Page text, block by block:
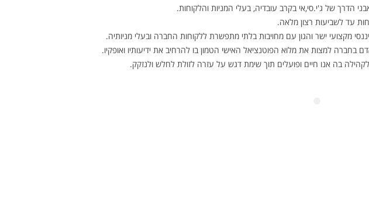
הדרך של ג'י.סי,אי בקרב עובדיה, בעלי המניות והלקוחות.
עד לשביעות רצון מלאה.
מקצועי ישר והגון עם מחויבות בלתי מתפשרת ללקוחות החברה ובעלי מניותיה.
למצות את מלוא הפוטנציאל האישי הטמון בו להרחיב את ידיעותיו ואופקיו.
בה אנו חיים ופועלים תוך שימת דגש על עזרה לזולת לחלש ולנזקק.